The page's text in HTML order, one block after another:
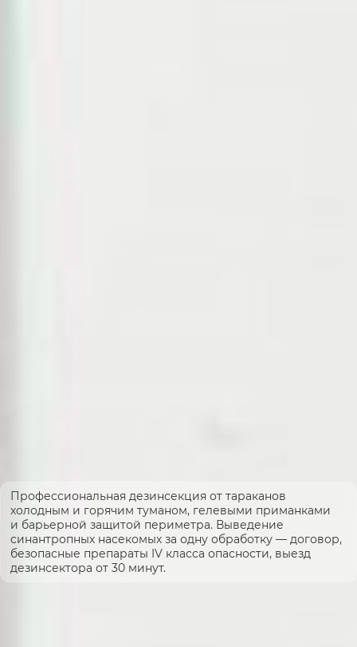
Профессиональная дезинсекция от тараканов
холодным и горячим туманом, гелевыми приманками
и барьерной защитой периметра. Выведение
синантропных насекомых за одну обработку — договор,
безопасные препараты IV класса опасности, выезд
дезинсектора от 30 минут.